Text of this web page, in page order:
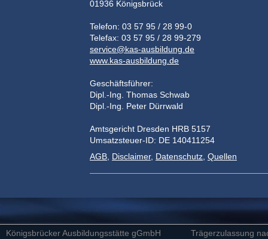
01936 Königsbrück
Telefon: 03 57 95 / 28 99-0
Telefax: 03 57 95 / 28 99-279
service@kas-ausbildung.de
www.kas-ausbildung.de
Geschäftsführer:
Dipl.-Ing. Thomas Schwab
Dipl.-Ing. Peter Dürrwald
Amtsgericht Dresden HRB 5157
Umsatzsteuer-ID: DE 140411254
AGB Disclaimer, Datenschutz Quellen
Königsbrücker Ausbildungsstätte gGmbH
Trägerzulassung